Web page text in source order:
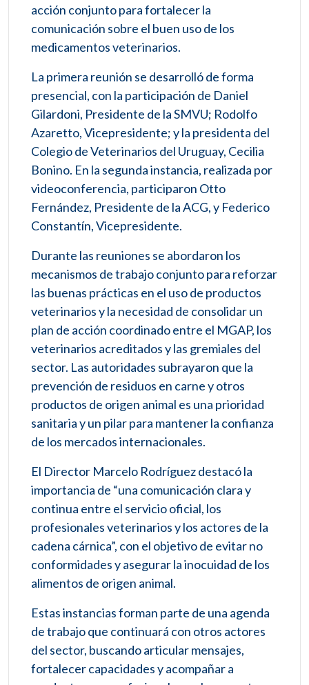
acción conjunto para fortalecer la
comunicación sobre el buen uso de los
medicamentos veterinarios.
La primera reunión se desarrolló de forma
presencial, con la participación de Daniel
Gilardoni, Presidente de la SMVU; Rodolfo
Azaretto, Vicepresidente; y la presidenta del
Colegio de Veterinarios del Uruguay, Cecilia
Bonino. En la segunda instancia, realizada por
videoconferencia, participaron Otto
Fernández, Presidente de la ACG, y Federico
Constantín, Vicepresidente.
Durante las reuniones se abordaron los
mecanismos de trabajo conjunto para reforzar
las buenas prácticas en el uso de productos
veterinarios y la necesidad de consolidar un
plan de acción coordinado entre el MGAP, los
veterinarios acreditados y las gremiales del
sector. Las autoridades subrayaron que la
prevención de residuos en carne y otros
productos de origen animal es una prioridad
sanitaria y un pilar para mantener la confianza
de los mercados internacionales.
El Director Marcelo Rodríguez destacó la
importancia de “una comunicación clara y
continua entre el servicio oficial, los
profesionales veterinarios y los actores de la
cadena cárnica”, con el objetivo de evitar no
conformidades y asegurar la inocuidad de los
alimentos de origen animal.
Estas instancias forman parte de una agenda
de trabajo que continuará con otros actores
del sector, buscando articular mensajes,
fortalecer capacidades y acompañar a